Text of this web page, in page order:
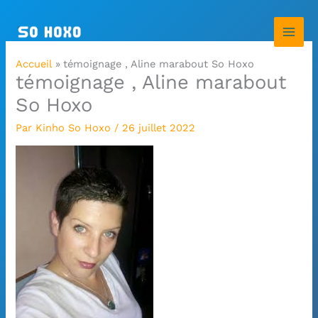
contenu
Accueil témoignage , Aline marabout So Hoxo
témoignage , Aline marabout
So Hoxo
Par Kinho So Hoxo / 26 juillet 2022